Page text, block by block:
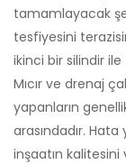
tamamlayacak
tesfiyesini
ikinci bir silindir
Mıcır ve drenaj
yapanların
arasındadır. Hata
inşaatın